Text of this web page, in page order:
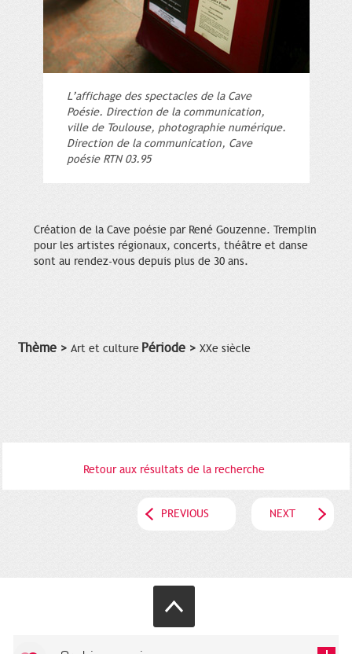
L’affichage des spectacles de la Cave
Poésie. Direction de la communication,
ville de Toulouse, photographie numérique.
Direction de la communication, Cave
poésie RTN 03.95
Création de la Cave poésie par René Gouzenne. Tremplin
pour les artistes régionaux, concerts, théâtre et danse
sont au rendez-vous depuis plus de 30 ans.
Thème > Art et culture Période > XXe siècle
Retour aux résultats de la recherche
PREVIOUS NEXT